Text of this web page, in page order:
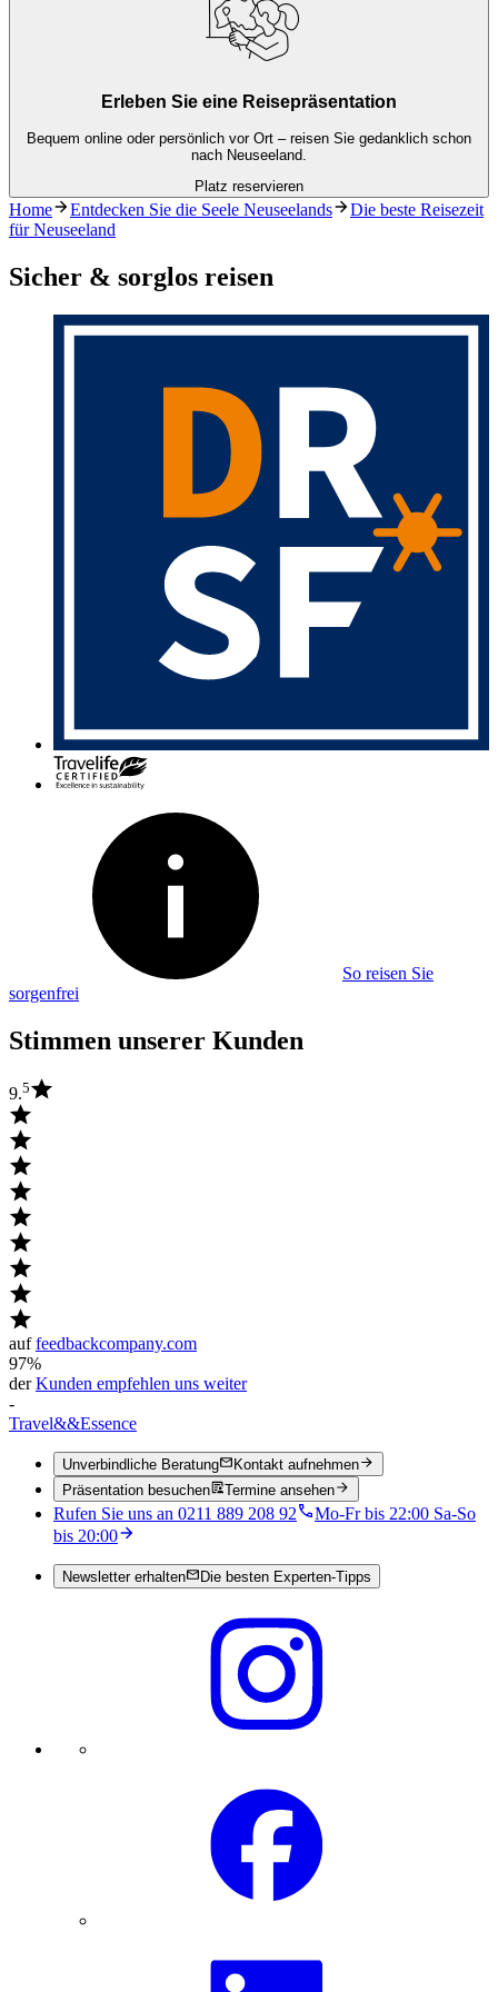
Erleben Sie eine Reisepräsentation
Bequem online oder persönlich vor Ort – reisen Sie gedanklich schon
nach Neuseeland.
Platz reservieren
Home Entdecken Sie die Seele Neuseelands
Die beste Reisezeit
für Neuseeland
Sicher & sorglos reisen
So reisen Sie
sorgenfrei
Stimmen unserer Kunden
9.5
auffeedbackcompany.com
97%
derKunden empfehlen uns weiter
-
Travel&&Essence
Unverbindliche Beratung
Kontakt aufnehmen
Präsentation besuchen
Termine ansehen
Rufen Sie uns an 0211 889 208 92
Mo-Fr bis 22:00 Sa-So
bis 20:00
Newsletter erhalten Die besten Experten-Tipps